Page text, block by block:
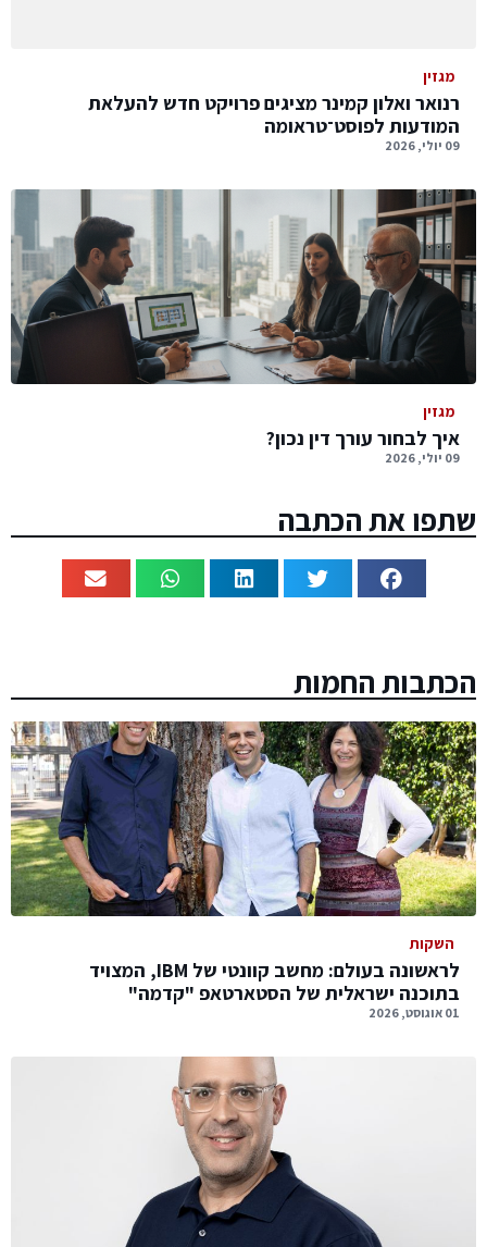
מגזין
רנואר ואלון קמינר מציגים פרויקט חדש להעלאת
המודעות לפוסט־טראומה
09 יולי, 2026
מגזין
איך לבחור עורך דין נכון?
09 יולי, 2026
שתפו את הכתבה
הכתבות החמות
השקות
לראשונה בעולם: מחשב קוונטי של IBM, המצויד
בתוכנה ישראלית של הסטארטאפ "קדמה"
01 אוגוסט, 2026